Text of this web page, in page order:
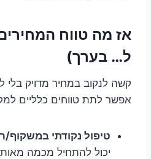
אז מה טווח
ל… בערך)
קשה לנקוב במחיר מדויק
אפשר לתת טווחים כלליים
טיפול נקודתי במשקוף/